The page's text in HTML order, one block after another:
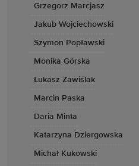
Grzegorz Marcjasz
Jakub Wojciechowski
Szymon Popławski
Monika Górska
Łukasz Zawiślak
Marcin Paska
Daria Minta
Katarzyna Dziergowska
Michał Kukowski